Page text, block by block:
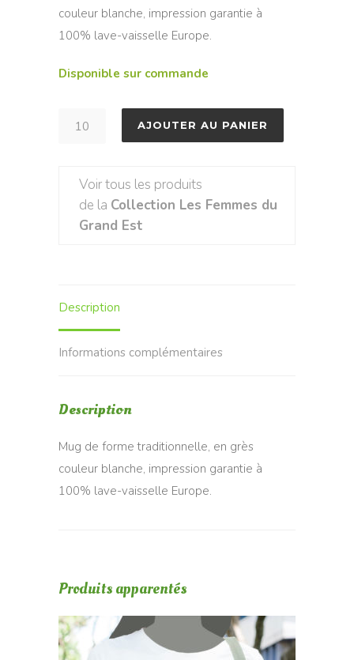
couleur blanche, impression garantie à
100% lave-vaisselle Europe.
Disponible sur commande
quantité
Champenoise
AJOUTER AU PANIER
Voir tous les produits
de la Collection Les Femmes du
Grand Est
Description
Informations complémentaires
Description
Mug de forme traditionnelle, en grès
couleur blanche, impression garantie à
100% lave-vaisselle Europe.
Produits apparentés